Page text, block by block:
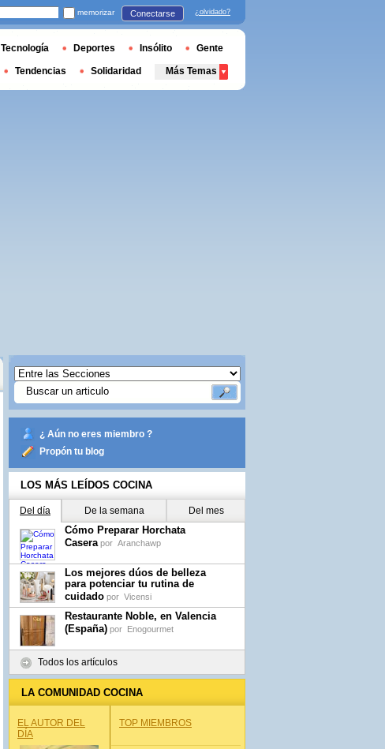
¿ Aún no eres miembro ?
Propón tu blog
LOS MÁS LEÍDOS COCINA
Del día De la semana Del mes
Cómo Preparar Horchata
Casera por Aranchawp
Los mejores dúos de belleza
para potenciar tu rutina de
cuidado por Vicensi
Restaurante Noble, en Valencia
(España) por Enogourmet
Todos los artículos
LA COMUNIDAD COCINA
EL AUTOR DEL
DÍA
TOP MIEMBROS
memorizar Conectarse ¿olvidado?
Tecnología Deportes Insólito Gente
Tendencias Solidaridad Más Temas